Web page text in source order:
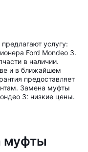
услугу:
Ford Mondeo 3.
в наличии.
и в ближайшем
предоставляет
Замена муфты
3: низкие цены.
муфты